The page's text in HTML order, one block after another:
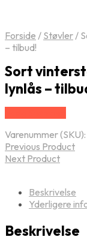
Forside / Støvler/
– tilbud!
Sort
lynlås –
Varenummer (SKU):
Previous Product
Next Product
Beskrivelse
Yderligere
Beskrivelse